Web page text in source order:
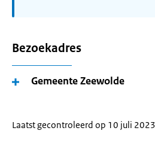
Bezoekadres
Gemeente Zeewolde
Laatst gecontroleerd op 10 juli 2023